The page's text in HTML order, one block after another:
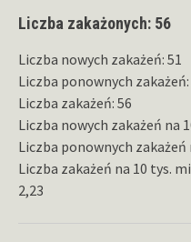
Liczba zakażonych: 56
Liczba nowych zakażeń: 51
Liczba ponownych zakażeń:
Liczba zakażeń: 56
Liczba nowych zakażeń na
Liczba ponownych zakażeń
Liczba zakażeń na 10 tys.
2,23